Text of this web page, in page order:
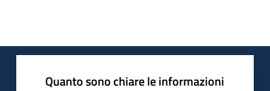
Quanto sono chiare le informazioni